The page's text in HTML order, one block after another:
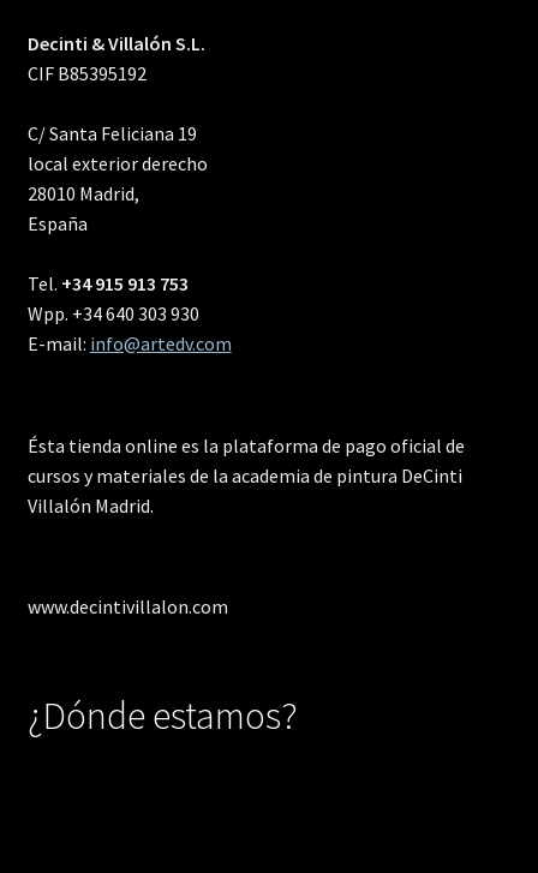
Decinti & Villalón S.L.
CIF B85395192
C/ Santa Feliciana 19
local exterior derecho
28010 Madrid,
España
Tel. +34 915 913 753
Wpp. +34 640 303 930
E-mail: info@artedv.com
Ésta tienda online es la plataforma de pago oficial de
cursos y materiales de la academia de pintura DeCinti
Villalón Madrid.
www.decintivillalon.com
¿Dónde estamos?